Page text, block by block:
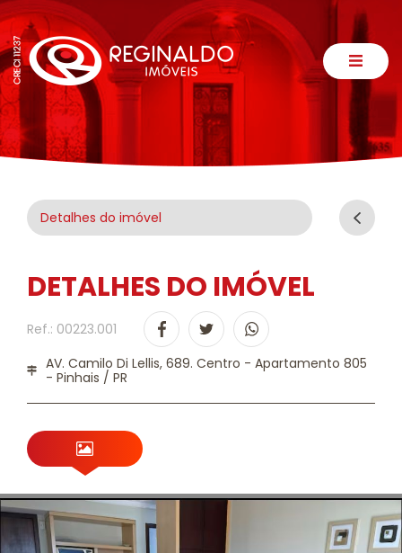
Detalhes do imóvel
DETALHES DO IMÓVEL
Ref.: 00223.001
AV. Camilo Di Lellis, 689. Centro - Apartamento 805
- Pinhais / PR